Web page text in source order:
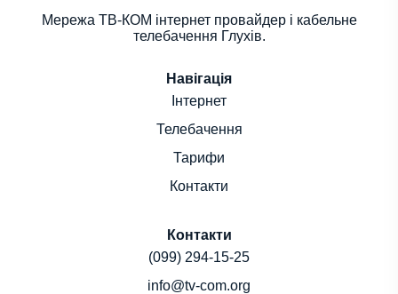
Мережа ТВ-КОМ інтернет провайдер і кабельне
телебачення Глухів.
Навігація
Інтернет
Телебачення
Тарифи
Контакти
Контакти
(099) 294-15-25
info@tv-com.org